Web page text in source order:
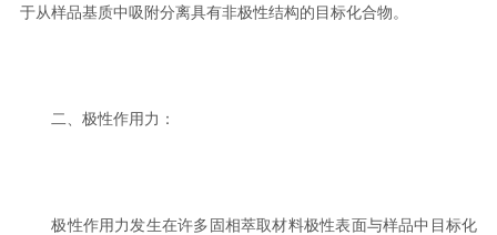
于从样品基质中吸附分离具有非极性结构的目标化合物。
二、极性作用力：
极性作用力发生在许多固相萃取材料极性表面与样品中目标化